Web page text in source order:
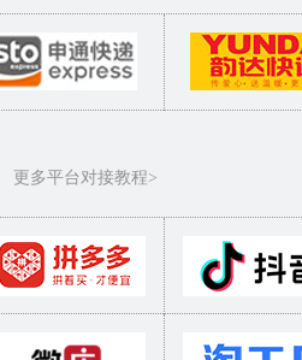
更多平台对接教程>